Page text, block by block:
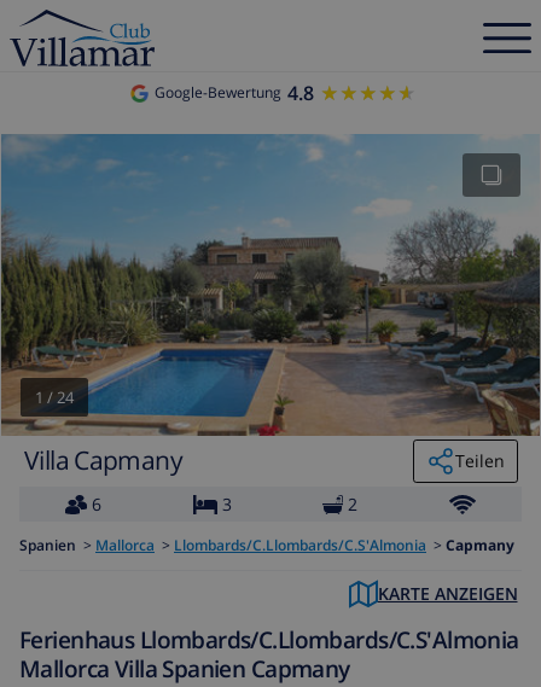
Google-Bewertung 4.8 ★★★★★
★★★★★
1 /24
Villa Capmany
Teilen
6
3 2
Spanien > Mallorca > Llombards/C.Llombards/C.S'Almonia > Capmany
KARTE ANZEIGEN
Ferienhaus Llombards/C.Llombards/C.S'Almonia
Mallorca Villa Spanien Capmany